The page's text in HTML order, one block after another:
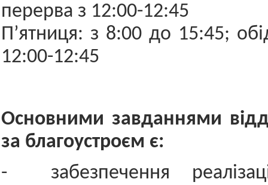
перерва з 12:00-12:45
П’ятниця: з 8:00 до 15:45;
12:00-12:45
Основними завданнями
за благоустроєм є:
- забезпечення